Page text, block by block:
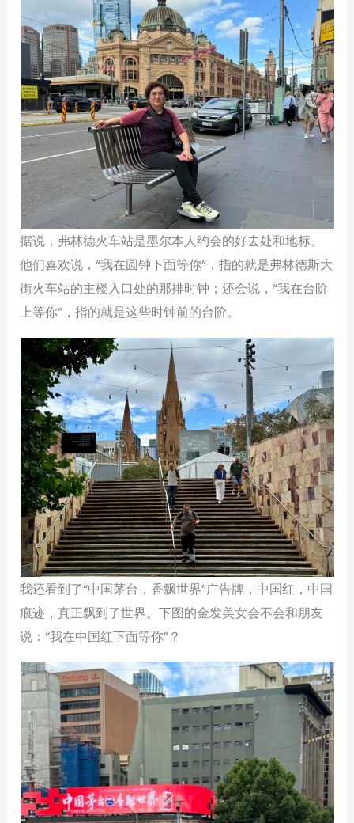
据说，弗林德火车站是墨尔本人约会的好去处和地标。
他们喜欢说，“我在圆钟下面等你”，指的就是弗林德斯大
街火车站的主楼入口处的那排时钟；还会说，“我在台阶
上等你”，指的就是这些时钟前的台阶。
我还看到了“中国茅台，香飘世界”广告牌，中国红，中国
痕迹，真正飘到了世界。下图的金发美女会不会和朋友
说：“我在中国红下面等你”？